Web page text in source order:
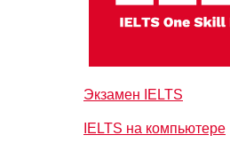
Экзамен IELTS
IELTS на компьютере